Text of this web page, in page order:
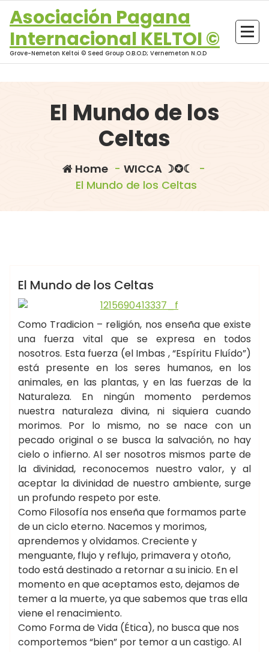
content
Asociación Pagana
Internacional KELTOI ©
Grove-Nemeton Keltoi © Seed Group O.B.O.D; Vernemeton N.O.D
El Mundo de los
Celtas
Home- WICCA ☽✪☾
-
El Mundo de los Celtas
WICCA ☽✪☾
El Mundo de los Celtas
Como Tradicion – religión, nos enseña que existe
una fuerza vital que se expresa en todos
nosotros. Esta fuerza (el Imbas , “Espíritu Fluído”)
está presente en los seres humanos, en los
animales, en las plantas, y en las fuerzas de la
Naturaleza. En ningún momento perdemos
nuestra naturaleza divina, ni siquiera cuando
morimos. Por lo mismo, no se nace con un
pecado original o se busca la salvación, no hay
cielo o infierno. Al ser nosotros mismos parte de
la divinidad, reconocemos nuestro valor, y al
aceptar la divinidad de nuestro ambiente, surge
un profundo respeto por este.
Como Filosofía nos enseña que formamos parte
de un ciclo eterno. Nacemos y morimos,
aprendemos y olvidamos. Creciente y
menguante, flujo y reflujo, primavera y otoño,
todo está destinado a retornar a su inicio. En el
momento en que aceptamos esto, dejamos de
temer a la muerte, ya que sabemos que tras ella
viene el renacimiento.
Como Forma de Vida (Ética), no busca que nos
comportemos “bien” por temor a un castigo. Al